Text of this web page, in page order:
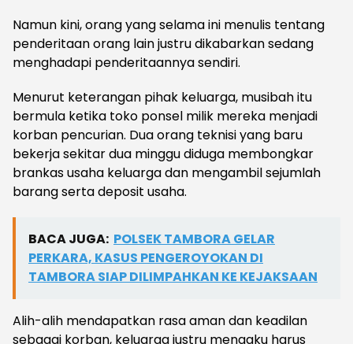
Namun kini, orang yang selama ini menulis tentang
penderitaan orang lain justru dikabarkan sedang
menghadapi penderitaannya sendiri.
Menurut keterangan pihak keluarga, musibah itu
bermula ketika toko ponsel milik mereka menjadi
korban pencurian. Dua orang teknisi yang baru
bekerja sekitar dua minggu diduga membongkar
brankas usaha keluarga dan mengambil sejumlah
barang serta deposit usaha.
BACA JUGA: POLSEK TAMBORA GELAR
PERKARA, KASUS PENGEROYOKAN DI
TAMBORA SIAP DILIMPAHKAN KE KEJAKSAAN
Alih-alih mendapatkan rasa aman dan keadilan
sebagai korban, keluarga justru mengaku harus